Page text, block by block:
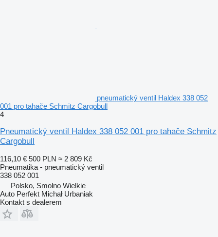
pneumatický ventil Haldex 338 052
001 pro tahače Schmitz Cargobull
4
Pneumatický ventil Haldex 338 052 001 pro tahače Schmitz
Cargobull
116,10 € 500 PLN ≈ 2 809 Kč
Pneumatika - pneumatický ventil
338 052 001
Polsko, Smolno Wielkie
Auto Perfekt Michał Urbaniak
Kontakt s dealerem